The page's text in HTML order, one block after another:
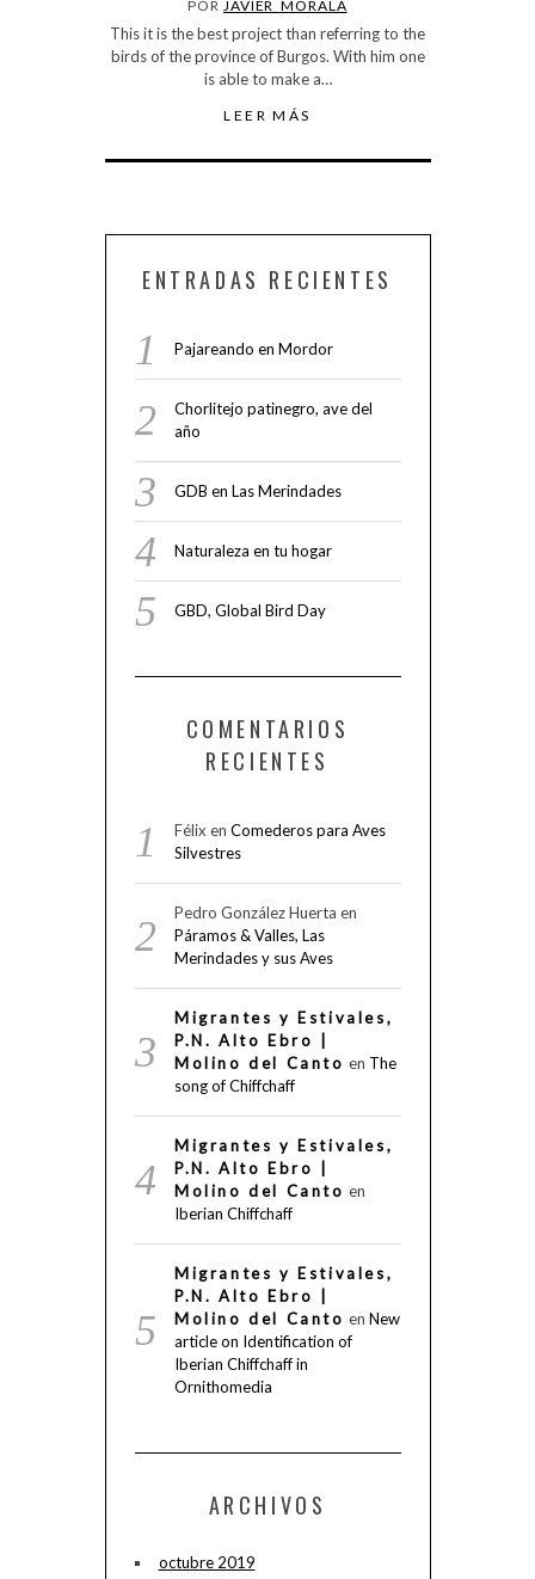
POR JAVIER_MORALA
This it is the best project than referring to the
birds of the province of Burgos. With him one
is able to make a…
LEER MÁS
ENTRADAS RECIENTES
Pajareando en Mordor
Chorlitejo patinegro, ave del
año
GDB en Las Merindades
Naturaleza en tu hogar
GBD, Global Bird Day
COMENTARIOS
RECIENTES
Félix en Comederos para Aves
Silvestres
Pedro González Huerta en
Páramos & Valles, Las
Merindades y sus Aves
Migrantes y Estivales,
P.N. Alto Ebro |
Molino del Canto en The
song of Chiffchaff
Migrantes y Estivales,
P.N. Alto Ebro |
Molino del Canto en
Iberian Chiffchaff
Migrantes y Estivales,
P.N. Alto Ebro |
Molino del Canto en New
article on Identification of
Iberian Chiffchaff in
Ornithomedia
ARCHIVOS
octubre 2019